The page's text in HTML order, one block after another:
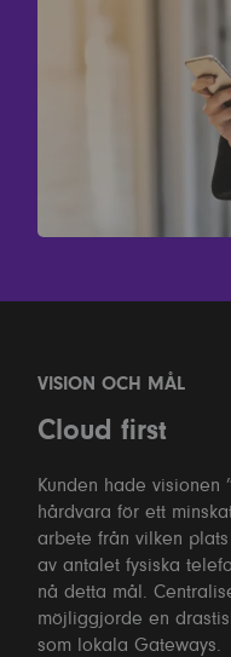
VISION OCH MÅL
Cloud first
Kunden hade visionen
hårdvara för ett
arbete från vilken
av antalet fysiska
nå detta mål.
möjliggjorde en
som lokala Gateways.